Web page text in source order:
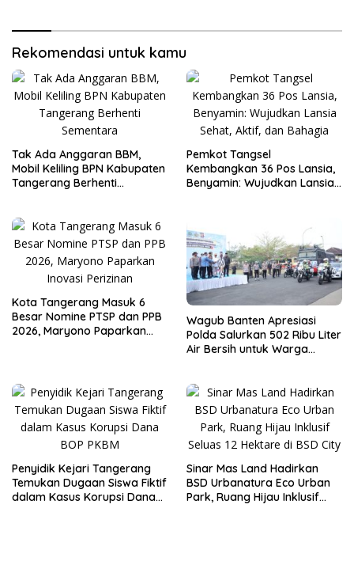
Rekomendasi untuk kamu
Tak Ada Anggaran BBM,
Mobil Keliling BPN Kabupaten
Tangerang Berhenti
Pemkot Tangsel
Kembangkan 36 Pos Lansia,
Benyamin: Wujudkan Lansia
Kota Tangerang Masuk 6
Besar Nomine PTSP dan PPB
2026, Maryono Paparkan
Wagub Banten Apresiasi
Polda Salurkan 502 Ribu Liter
Air Bersih untuk Warga
Penyidik Kejari Tangerang
Temukan Dugaan Siswa Fiktif
dalam Kasus Korupsi Dana
Sinar Mas Land Hadirkan
BSD Urbanatura Eco Urban
Park, Ruang Hijau Inklusif